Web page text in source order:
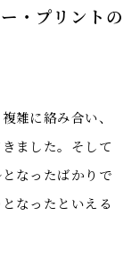
・プリントの
雑に絡み合い、
ました。そして
なったばかりで
なったといえる